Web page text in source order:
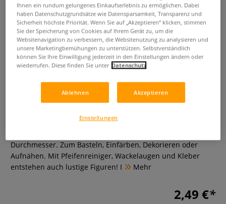
Pompons, Größe 8-20mm
0 Bewertungen
Durchmesser. Zum Basteln, Einfärben, Dekorieren oder
Aufnähen. Mit Pfeifenreiniger, Wackelaugen und Kleber
entstehen auch lustige Figuren! I
Mehr
2,49 €
Ihnen ein rundum gelungenes Einkaufserlebnis zu ermöglichen. Dabei
haben Datenschutzgrundsätze wie Datensparsamkeit, Transparenz und
Sicherheit höchste Priorität. Wenn Sie auf „Akzeptieren“ klicken, stimmen
Sie der Speicherung von Cookies auf Ihrem Gerät zu, um die
Websitenavigation zu verbessern, die Websitenutzung zu analysieren und
unsere Marketingbemühungen zu unterstützen. Selbstverständlich
können Sie Ihre Einwilligung jederzeit in den Einstellungen ändern oder
wiederrufen. Diese finden Sie unter Datenschutz
Ablehnen Akzeptieren
Einstellungen